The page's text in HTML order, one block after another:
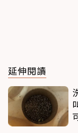
延伸閱讀